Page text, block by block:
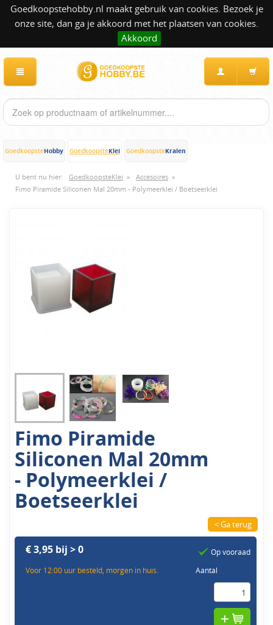
Goedkoopstehobby.nl maakt gebruik van cookies. Bezoek je
onze site, dan ga je akkoord met het plaatsen van cookies.
Akkoord
GoedkoopsteHobby GoedkoopsteKlei GoedkoopsteKralen
U bent nu hier: GoedkoopsteKlei » Accesoires »
Fimo Piramide Siliconen Mal 20mm - Polymeerklei / Boetseerklei
Fimo Piramide
Siliconen Mal 20mm
- Polymeerklei /
Boetseerklei
< Ga terug
€ 3,95 bij > 0
Voor 12:00 uur besteld, morgen in huis.
Op vooraad
Aantal